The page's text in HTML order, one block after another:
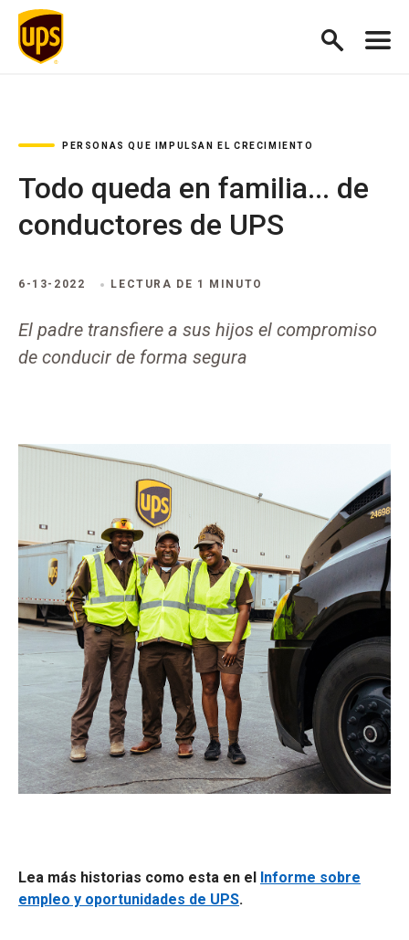
PERSONAS QUE IMPULSAN EL CRECIMIENTO
Todo queda en familia... de
conductores de UPS
6-13-2022 LECTURA DE 1 MINUTO
El padre transfiere a sus hijos el compromiso
de conducir de forma segura
Lea más historias como esta en el Informe sobre
empleo y oportunidades de UPS.